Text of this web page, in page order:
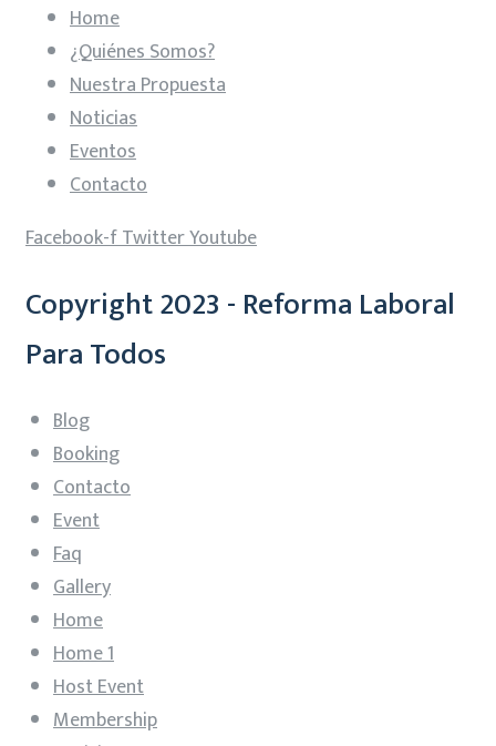
Home
¿Quiénes Somos?
Nuestra Propuesta
Noticias
Eventos
Contacto
Facebook-fTwitterYoutube
Copyright 2023 - Reforma Laboral
Para Todos
Blog
Booking
Contacto
Event
Faq
Gallery
Home
Home 1
Host Event
Membership